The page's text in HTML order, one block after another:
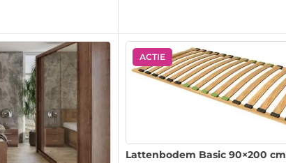
ACTIE
Lattenbodem Basic 90×200 cm